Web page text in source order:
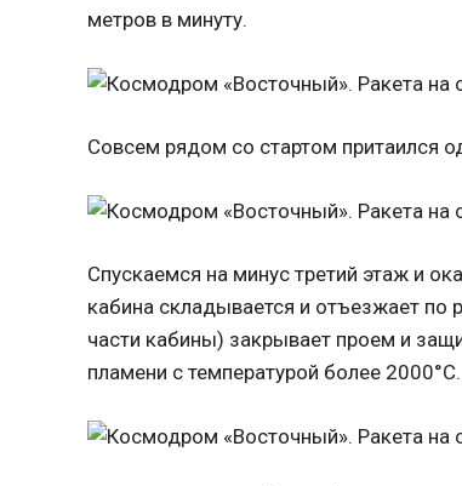
метров в минуту.
Совсем рядом со стартом притаился
Спускаемся на минус третий этаж и
кабина складывается и отъезжает
части кабины) закрывает проем и
пламени с температурой более 2000°С.